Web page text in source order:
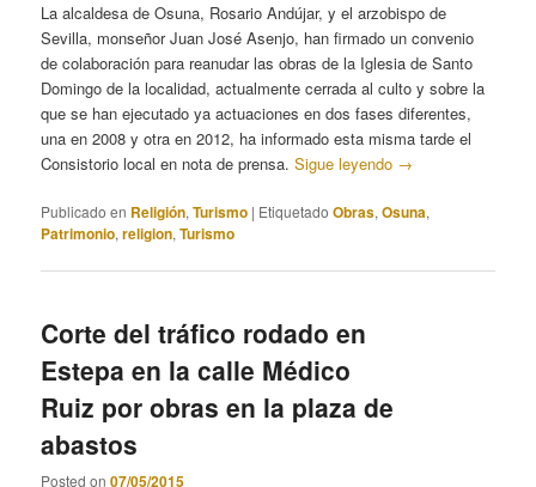
La alcaldesa de Osuna, Rosario Andújar, y el arzobispo de
Sevilla, monseñor Juan José Asenjo, han firmado un convenio
de colaboración para reanudar las obras de la Iglesia de Santo
Domingo de la localidad, actualmente cerrada al culto y sobre la
que se han ejecutado ya actuaciones en dos fases diferentes,
una en 2008 y otra en 2012, ha informado esta misma tarde el
Consistorio local en nota de prensa.Sigue leyendo →
Publicado en Religión,Turismo | Etiquetado Obras,Osuna,
Patrimonio,religion,Turismo
Corte del tráfico rodado en
Estepa en la calle Médico
Ruiz por obras en la plaza de
abastos
Posted on07/05/2015